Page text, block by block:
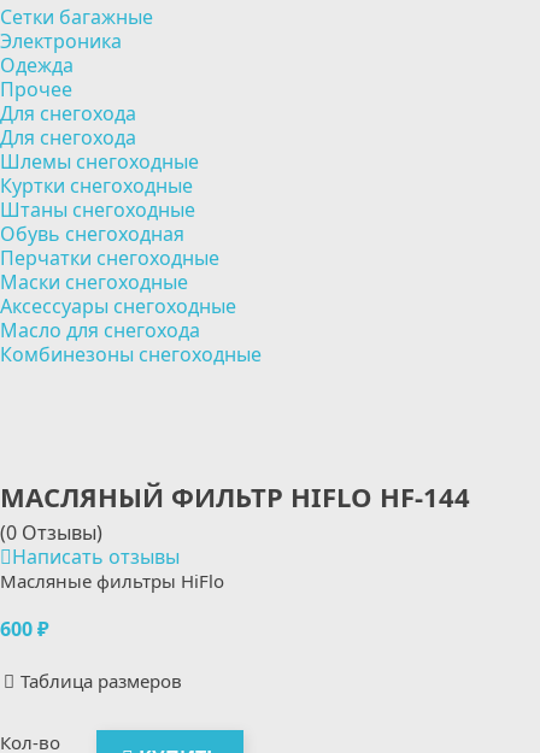
Сетки багажные
Электроника
Одежда
Прочее
Для снегохода
Для снегохода
Шлемы снегоходные
Куртки снегоходные
Штаны снегоходные
Обувь снегоходная
Перчатки снегоходные
Маски снегоходные
Аксессуары снегоходные
Масло для снегохода
Комбинезоны снегоходные
МАСЛЯНЫЙ ФИЛЬТР HIFLO HF-144
(0 Отзывы)
Написать отзывы
Масляные фильтры HiFlo
600 ₽
Таблица размеров
Кол-во